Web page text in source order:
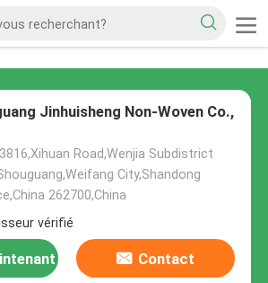
Jinhuisheng Non-Woven Co.,
Road,Wenjia Subdistrict
City,Shandong
262700,China
vérifié
Contact